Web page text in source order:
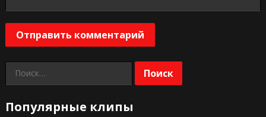
Найти:
Популярные клипы